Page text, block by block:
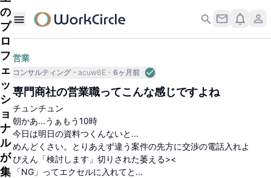
の
プ
ロ
フ
ェ
ッ
シ
ョ
ナ
ル
が
集
営業
コンサルティング acuw6E 6ヶ月前
専門商社の営業職ってこんな感じですよね
チュンチュン
朝かあ...うぁもう10時
今日は明日の資料つくんないと...
めんどくさい。とりあえず違う案件の先方に交渉の電話入れよ
ぴえん「検討します」切りされた萎える><
「NG」ってエクセルに入れてと...